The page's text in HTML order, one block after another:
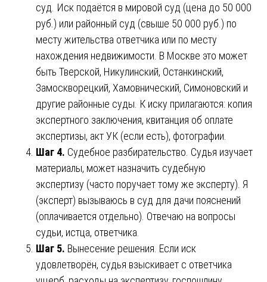
суд. Иск подаётся в мировой суд (цена до 50 000
руб.) или районный суд (свыше 50 000 руб.) по
месту жительства ответчика или по месту
нахождения недвижимости. В Москве это может
быть Тверской, Никулинский, Останкинский,
Замоскворецкий, Хамовнический, Симоновский и
другие районные суды. К иску прилагаются: копия
экспертного заключения, квитанция об оплате
экспертизы, акт УК (если есть), фотографии.
Шаг 4. Судебное разбирательство. Судья изучает
материалы, может назначить судебную
экспертизу (часто поручает тому же эксперту). Я
(эксперт) вызываюсь в суд для дачи пояснений
(оплачивается отдельно). Отвечаю на вопросы
судьи, истца, ответчика.
Шаг 5. Вынесение решения. Если иск
удовлетворён, судья взыскивает с ответчика